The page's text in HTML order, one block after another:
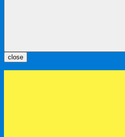
close